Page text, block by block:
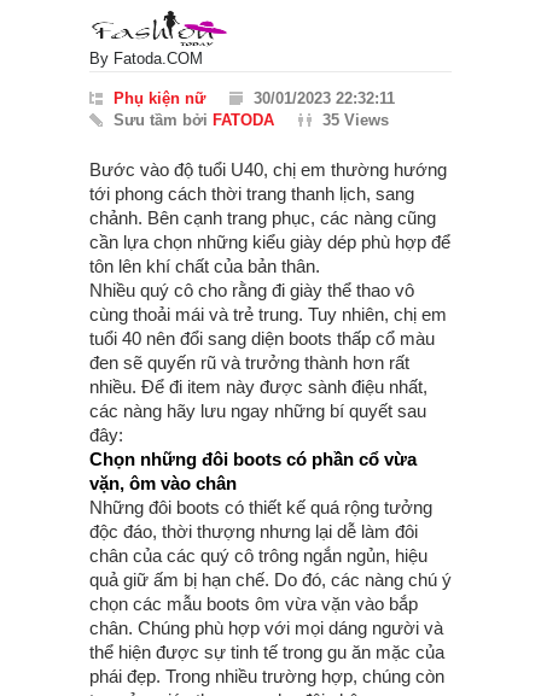
By Fatoda.COM
Phụ kiện nữ
30/01/2023 22:32:11
Sưu tầm bởi FATODA 35 Views
Bước vào độ tuổi U40, chị em thường hướng
tới phong cách thời trang thanh lịch, sang
chảnh. Bên cạnh trang phục, các nàng cũng
cần lựa chọn những kiểu giày dép phù hợp để
tôn lên khí chất của bản thân.
Nhiều quý cô cho rằng đi giày thể thao vô
cùng thoải mái và trẻ trung. Tuy nhiên, chị em
tuổi 40 nên đổi sang diện boots thấp cổ màu
đen sẽ quyến rũ và trưởng thành hơn rất
nhiều. Để đi item này được sành điệu nhất,
các nàng hãy lưu ngay những bí quyết sau
đây:
Chọn những đôi boots có phần cổ vừa
vặn, ôm vào chân
Những đôi boots có thiết kế quá rộng tưởng
độc đáo, thời thượng nhưng lại dễ làm đôi
chân của các quý cô trông ngắn ngủn, hiệu
quả giữ ấm bị hạn chế. Do đó, các nàng chú ý
chọn các mẫu boots ôm vừa vặn vào bắp
chân. Chúng phù hợp với mọi dáng người và
thể hiện được sự tinh tế trong gu ăn mặc của
phái đẹp. Trong nhiều trường hợp, chúng còn